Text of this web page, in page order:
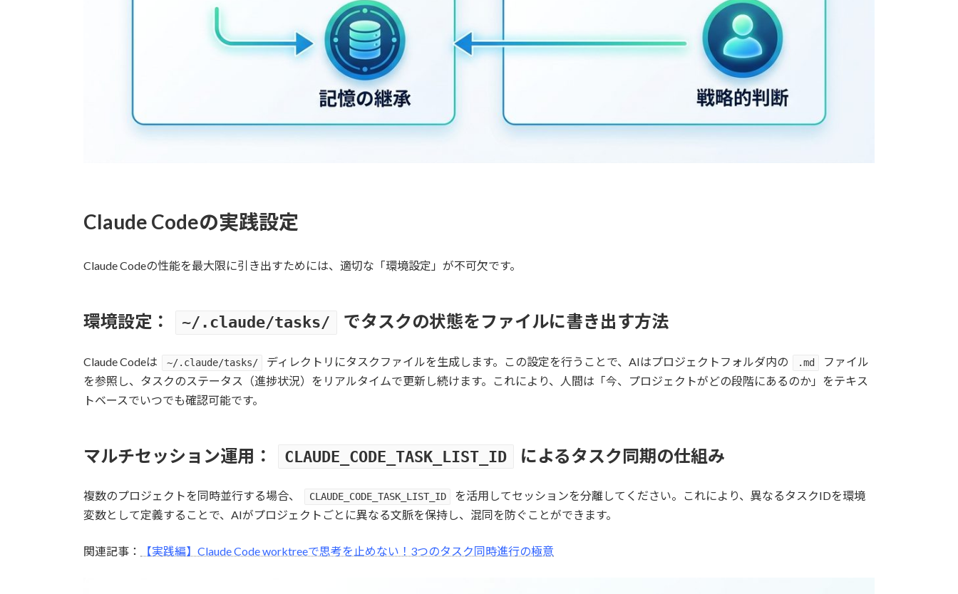
Claude Codeの実践設定
Claude Codeの性能を最大限に引き出すためには、適切な「環境設定」が不可欠です。
環境設定： ~/.claude/tasks/ でタスクの状態をファイルに書き出す方法
Claude Codeは ~/.claude/tasks/ ディレクトリにタスクファイルを生成します。この設定を行うことで、AIはプロジェクトフォルダ内の .md
ファイル
を参照し、タスクのステータス（進捗状況）をリアルタイムで更新し続けます。これにより、人間は「今、プロジェクトがどの段階にあるのか」をテキス
トベースでいつでも確認可能です。
マルチセッション運用： CLAUDE_CODE_TASK_LIST_ID によるタスク同期の仕組み
複数のプロジェクトを同時並行する場合、 CLAUDE_CODE_TASK_LIST_ID
を活用してセッションを分離してください。これにより、異なるタスクIDを環境
変数として定義することで、AIがプロジェクトごとに異なる文脈を保持し、混同を防ぐことができます。
関連記事： 【実践編】Claude Code worktreeで思考を止めない！3つのタスク同時進行の極意